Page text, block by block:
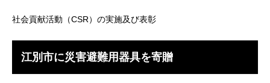
社会貢献活動（CSR）の実施及び表彰
江別市に災害避難用器具を寄贈